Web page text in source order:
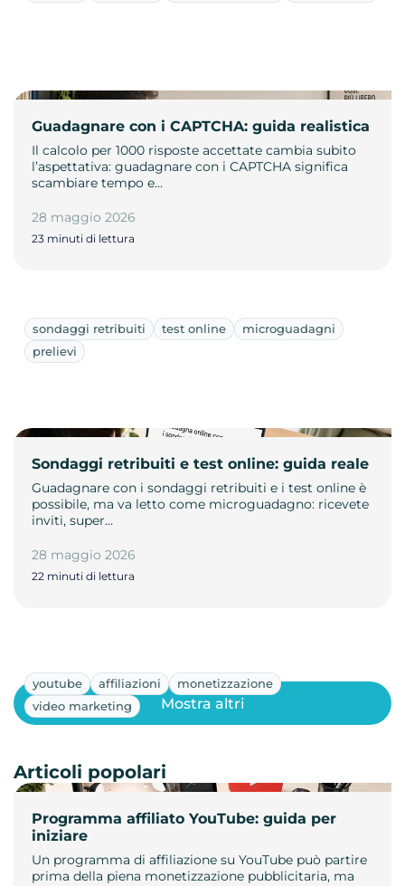
Guadagnare con i CAPTCHA: guida realistica
Il calcolo per 1000 risposte accettate cambia subito
l’aspettativa: guadagnare con i CAPTCHA significa
scambiare tempo e…
28 maggio 2026
23 minuti di lettura
sondaggi retribuiti test online
microguadagni
prelievi
Sondaggi retribuiti e test online: guida reale
Guadagnare con i sondaggi retribuiti e i test online è
possibile, ma va letto come microguadagno: ricevete
inviti, super…
28 maggio 2026
22 minuti di lettura
youtube affiliazioni
monetizzazione
video marketing
Programma affiliato YouTube: guida per
iniziare
Un programma di affiliazione su YouTube può partire
prima della piena monetizzazione pubblicitaria, ma
Mostra altri
Articoli popolari